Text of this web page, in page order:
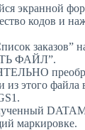
экранной
кодов и
заказов”
ФАЙЛ”.
из этого файла
маркировке.